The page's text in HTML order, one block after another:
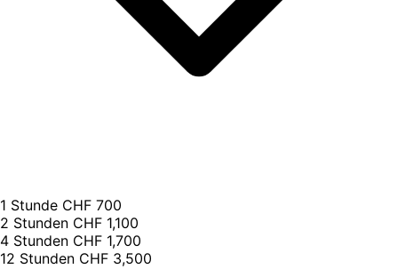
1 Stunde CHF 700
2 Stunden CHF 1,100
4 Stunden CHF 1,700
12 Stunden CHF 3,500